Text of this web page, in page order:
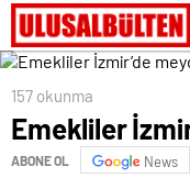
157 okunma
Emekliler
ABONE OL News